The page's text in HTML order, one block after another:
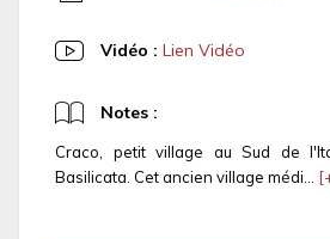
Vidéo : Lien Vidéo
Notes :
Craco, petit village au Sud de
Basilicata. Cet ancien village médi...